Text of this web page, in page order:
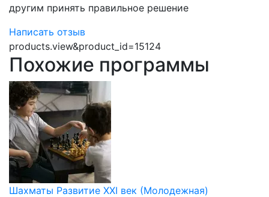
другим принять правильное решение
Написать отзыв
products.view&product_id=15124
Похожие программы
Шахматы Развитие XXI век (Молодежная)